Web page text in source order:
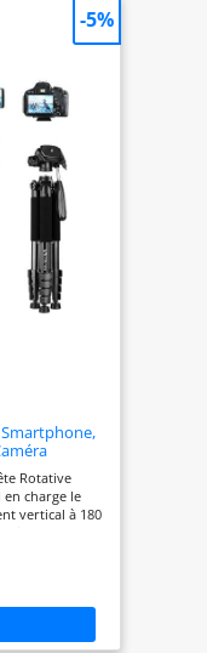
Rotative
charge le
vertical à 180
inverse des
vue latérale à
peut être
sphérique,
etc.Laissez-
et de
Portable】 Le
-5%